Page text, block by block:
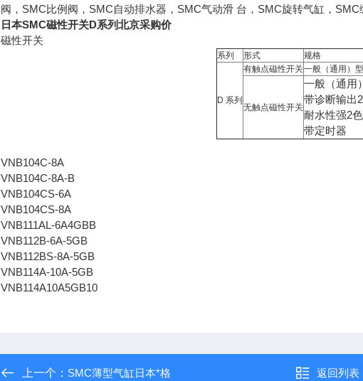
阀，SMC比例阀，SMC自动排水器，SMC气动滑 台，SMC旋转气缸，SMC
日本SMC磁性开关D系列北京采购价
磁性开关
系列 形式 规格
D 系列
有触点磁性开关一般（通用）
无触点磁性开关
一般（通用
带诊断输出
耐水性强2
带定时器
VNB104C-8A
VNB104C-8A-B
VNB104CS-6A
VNB104CS-8A
VNB111AL-6A4GBB
VNB112B-6A-5GB
VNB112BS-8A-5GB
VNB114A-10A-5GB
VNB114A10A5GB10
上一个： SMC薄型气缸日本*格 返回列表